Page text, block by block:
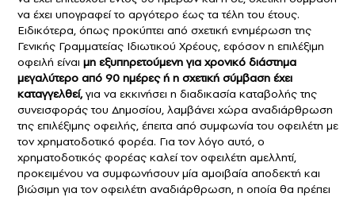
να έχει υπογραφεί το αργότερο έως τα τέλη του έτους.
Ειδικότερα, όπως προκύπτει από σχετική ενημέρωση της
Γενικής Γραμματείας Ιδιωτικού Χρέους, εφόσον η επιλέξιμη
οφειλή είναι μη εξυπηρετούμενη για χρονικό διάστημα
μεγαλύτερο από 90 ημέρες ή η σχετική σύμβαση έχει
καταγγελθεί,για να εκκινήσει η διαδικασία καταβολής της
συνεισφοράς του Δημοσίου, λαμβάνει χώρα αναδιάρθρωση
της επιλέξιμης οφειλής, έπειτα από συμφωνία του οφειλέτη με
τον χρηματοδοτικό φορέα. Για τον λόγο αυτό, ο
χρηματοδοτικός φορέας καλεί τον οφειλέτη αμελλητί,
προκειμένου να συμφωνήσουν μία αμοιβαία αποδεκτή και
βιώσιμη για τον οφειλέτη αναδιάρθρωση, η οποία θα πρέπει